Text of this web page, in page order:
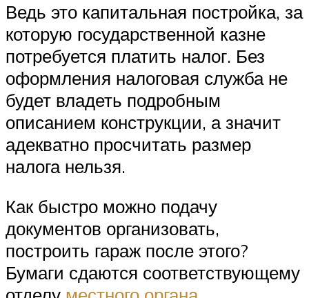
Ведь это капитальная постройка, за
которую государственной казне
потребуется платить налог. Без
оформления налоговая служба не
будет владеть подробным
описанием конструкции, а значит
адекватно просчитать размер
налога нельзя.
Как быстро можно подачу
документов организовать,
построить гараж после этого?
Бумаги сдаются соответствующему